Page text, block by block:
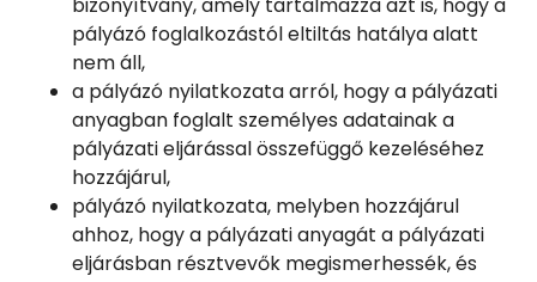
bizonyítvány, amely tartalmazza azt is, hogy a
pályázó foglalkozástól eltiltás hatálya alatt
nem áll,
a pályázó nyilatkozata arról, hogy a pályázati
anyagban foglalt személyes adatainak a
pályázati eljárással összefüggő kezeléséhez
hozzájárul,
pályázó nyilatkozata, melyben hozzájárul
ahhoz, hogy a pályázati anyagát a pályázati
eljárásban résztvevők megismerhessék, és